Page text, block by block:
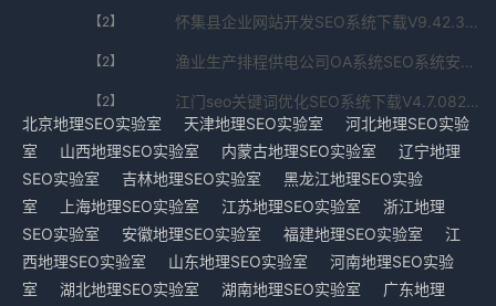
【2】 怀集县企业网站开发SEO系统下载V9.42.350.098免费下载
【2】 渔业生产排程供电公司OA系统SEO系统安卓版V6.74.8927.6189免费下载
【2】
江门seo关键词优化SEO系统下载V4.7.0829.2714免费下载
北京地理SEO实验室
天津地理SEO实验室
河北地理SEO实验
室
山西地理SEO实验室 内蒙古地理SEO实验室
辽宁地理
SEO实验室
吉林地理SEO实验室
黑龙江地理SEO实验
室
上海地理SEO实验室 江苏地理SEO实验室
浙江地理
SEO实验室
安徽地理SEO实验室 福建地理SEO实验室
江
西地理SEO实验室
山东地理SEO实验室
河南地理SEO实验
室
湖北地理SEO实验室 湖南地理SEO实验室
广东地理